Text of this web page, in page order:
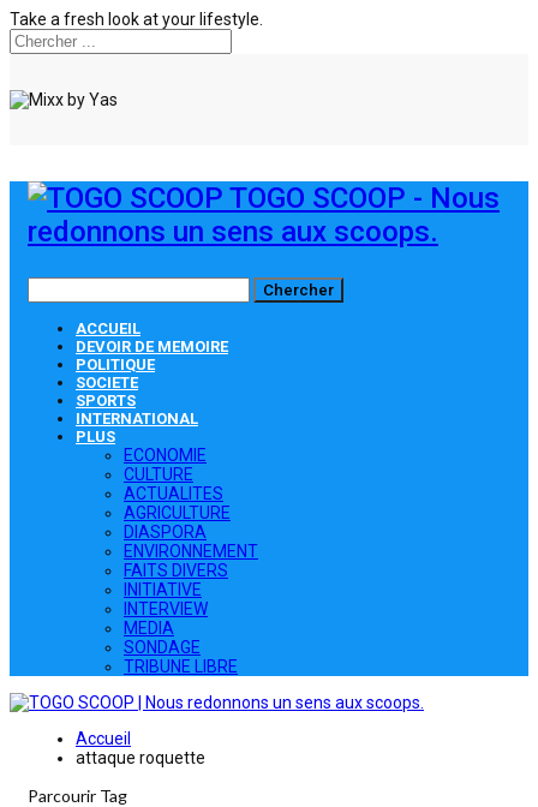
Take a fresh look at your lifestyle.
TOGO SCOOP - Nous
redonnons un sens aux scoops.
ACCUEIL
DEVOIR DE MEMOIRE
POLITIQUE
SOCIETE
SPORTS
INTERNATIONAL
PLUS
ECONOMIE
CULTURE
ACTUALITES
AGRICULTURE
DIASPORA
ENVIRONNEMENT
FAITS DIVERS
INITIATIVE
INTERVIEW
MEDIA
SONDAGE
TRIBUNE LIBRE
Accueil
attaque roquette
Parcourir Tag